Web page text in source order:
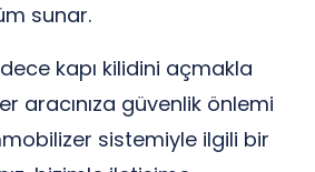
sunar.
kapı kilidini açmakla
aracınıza güvenlik önlemi
sistemiyle ilgili bir